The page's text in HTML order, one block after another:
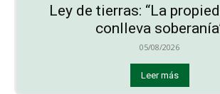
Ley de tierras: “La
conlleva
05/08/2026
Leer más